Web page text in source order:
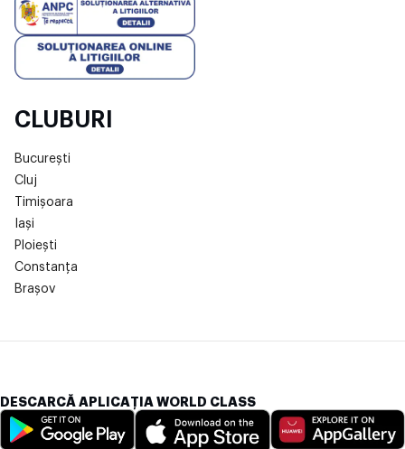
CLUBURI
București
Cluj
Timișoara
Iași
Ploiești
Constanța
Brașov
DESCARCĂ APLICAȚIA WORLD CLASS